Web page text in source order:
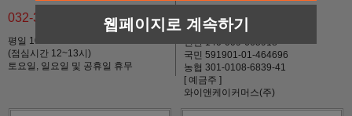
032-324-0744
평일 10:00~17:00
(점심시간 12~13시)
토요일, 일요일 및 공휴일 휴무
기업 137-09499804-026
신한 140-009-665918
국민 591901-01-464696
농협 301-0108-6839-41
[ 예금주 ]
와이앤케이커머스(주)
웹페이지로 계속하기